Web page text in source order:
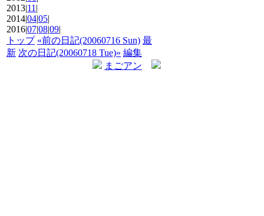
2013|11|
2014|04|05|
2016|07|08|09|
トップ «前の日記(20060716 Sun) 最
新 次の日記(20060718 Tue)» 編集
まごアン